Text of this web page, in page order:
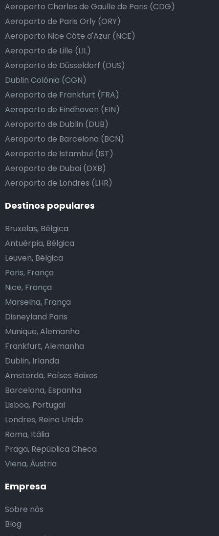
Empresa
Sobre nós
Blog
Aeroporto Charles de Gaulle de Paris (CDG)
Aeroporto de Paris Orly (ORY)
Aeroporto Nice Côte d'Azur (NCE)
Aeroporto de Lille (LIL)
Aeroporto de Düsseldorf (DUS)
Dublin Colónia (CGN)
Aeroporto de Frankfurt (FRA)
Aeroporto de Eindhoven (EIN)
Aeroporto de Dublin (DUB)
Aeroporto de Barcelona (BCN)
Aeroporto de Istambul (IST)
Aeroporto de Dubai (DXB)
Aeroporto de Londres (LHR)
Destinos populares
Bruxelas, Bélgica
Antuérpia, Bélgica
Leuven, Bélgica
Paris, França
Nice, França
Marselha, França
Disneyland Paris
Munique, Alemanha
Frankfurt, Alemanha
Dublin, Irlanda
Amsterdã, Países Baixos
Barcelona, Espanha
Lisboa, Portugal
Londres, Reino Unido
Roma, Itália
Praga, República Checa
Viena, Áustria